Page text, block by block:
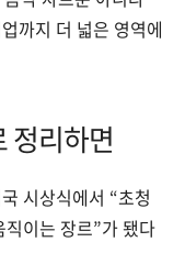
까지 더 넓은 영역에
정리하면
시상식에서 “초청
이는 장르”가 됐다